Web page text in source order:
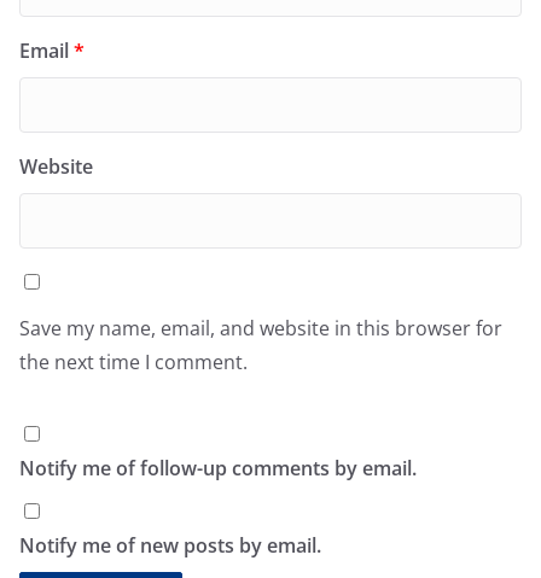
Email*
Website
Save my name, email, and website in this browser for
the next time I comment.
Notify me of follow-up comments by email.
Notify me of new posts by email.